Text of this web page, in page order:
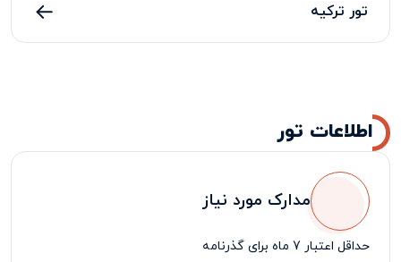
تور ترکیه
اطلاعات تور
مدارک مورد نیاز
حداقل اعتبار 7 ماه برای گذرنامه